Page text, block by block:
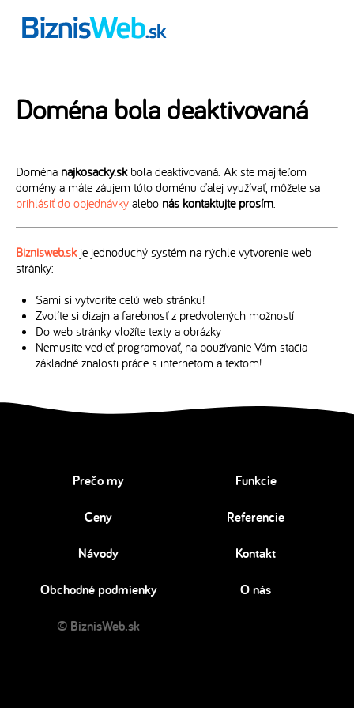
Doména bola deaktivovaná
Doména najkosacky.skbola deaktivovaná. Ak ste majiteľom
domény a máte záujem túto doménu ďalej využívať, môžete sa
prihlásiť do objednávky alebo nás kontaktujte prosím.
Biznisweb.skje jednoduchý systém na rýchle vytvorenie web
stránky:
Sami si vytvoríte celú web stránku!
Zvolíte si dizajn a farebnosť z predvolených možností
Do web stránky vložíte texty a obrázky
Nemusíte vedieť programovať, na používanie Vám stačia
základné znalosti práce s internetom a textom!
Prečo my Funkcie
Ceny Referencie
Návody Kontakt
Obchodné podmienky O nás
© BiznisWeb.sk